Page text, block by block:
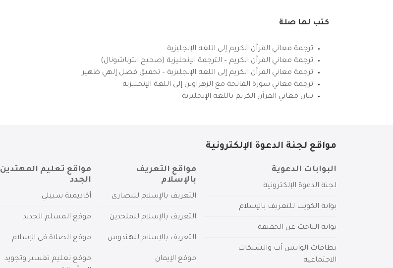
كتب لها صلة
ترجمة معاني القرآن الكريم إلى اللغة الإنجليزية
ترجمة معاني القرآن الكريم – الترجمة الإنجليزية (صحيح انترناشونال)
ترجمة معاني القرآن الكريم إلى اللغة الإنجليزية – تحقيق فضل إلهي ظهير
ترجمة معاني سورة الفاتحة مع الزهراوين إلى اللغة الإنجليزية
بيان معاني القرآن الكريم باللغة الإنجليزية
مواقع لجنة الدعوة الإلكترونية
البوابات الدعوية
لجنة الدعوة الإلكترونية
بوابة الكويت للتعريف بالإسلام
بوابة الباحث عن الحقيقة
بطاقات الواتس آب والشبكات
الاجتماعية
مواقع التعريف
بالإسلام
التعريف بالإسلام للنصارى
التعريف بالإسلام للملحدين
التعريف بالإسلام للهندوس
موقع الإيمان
مواقع تعليم المهتدين
الجدد
أكاديمية سبيلي
موقع المسلم الجديد
موقع الصلاة في الإسلام
موقع تعليم تفسير وتجويد